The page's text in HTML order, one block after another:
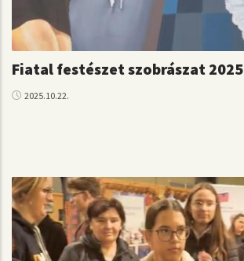
Fiatal festészet szobrászat 2025
2025.10.22.